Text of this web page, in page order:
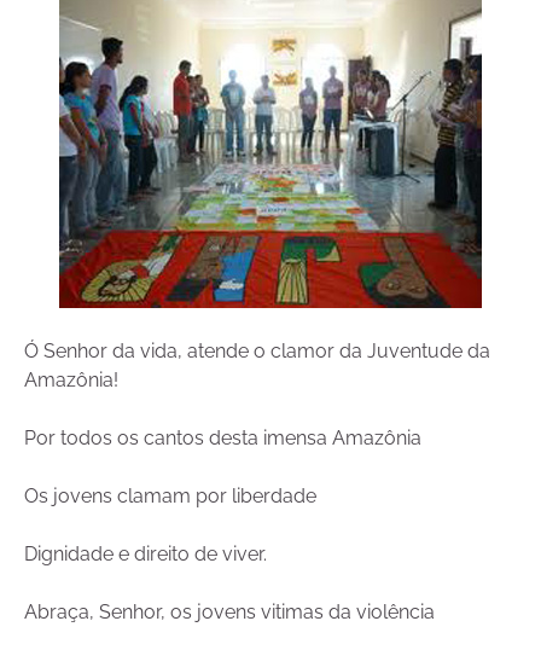
Ó Senhor da vida, atende o clamor da Juventude da
Amazônia!
Por todos os cantos desta imensa Amazônia
Os jovens clamam por liberdade
Dignidade e direito de viver.
Abraça, Senhor, os jovens vitimas da violência